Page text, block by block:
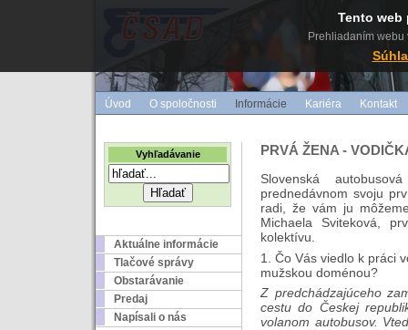
Úvod O spoločnosti Informácie Kariéra Kontakt
Vyhľadávanie
Aktuálne informácie
Tlačové správy
Obstarávanie
Predaj
Napísali o nás
PRVÁ ŽENA -
Slovenská
prednedávnom svoju
radi, že vám ju
Michaela Sviteková,
kolektívu.
1. Čo Vás viedlo k práci
mužskou doménou?
Z predchádzajúceho
cestu do Českej
volanom autobusov.
Tento web
Prehliadaním